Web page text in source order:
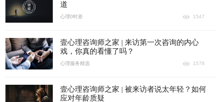
道
心理0时差 1547
壹心理咨询师之家 | 来访第一次咨询的内心
戏，你真的看懂了吗？
心理服务精选 1578
壹心理咨询师之家 | 被来访者说太年轻？如何
应对年龄质疑